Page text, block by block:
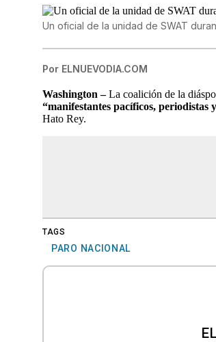
Un oficial de la unidad de SWAT
Por ELNUEVODIA.COM
Washington –La coalición de la
“manifestantes pacíficos, periodistas
Hato Rey.
TAGS
PARO NACIONAL